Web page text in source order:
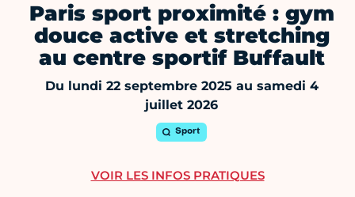
Paris sport proximité : gym
douce active et stretching
au centre sportif Buffault
Du lundi 22 septembre 2025 au samedi 4
juillet 2026
Sport
VOIR LES INFOS PRATIQUES